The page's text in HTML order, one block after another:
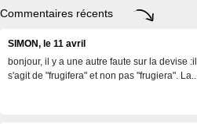
Commentaires récents
SIMON, le 11 avril
bonjour, il y a une autre faute sur la devise :il
s'agit de "frugifera" et non pas "frugiera". La...